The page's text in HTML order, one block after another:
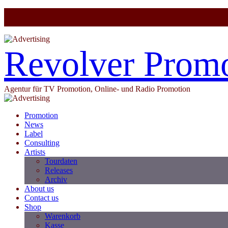
Revolver
Agentur für TV Promotion, Online- und Radio Promotion
Promotion
News
Label
Consulting
Artists
Tourdaten
Releases
Archiv
About us
Contact us
Shop
Warenkorb
Kasse